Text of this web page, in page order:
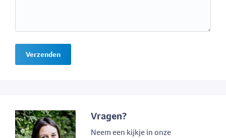
Verzenden
Vragen?
Neem een kijkje in onze